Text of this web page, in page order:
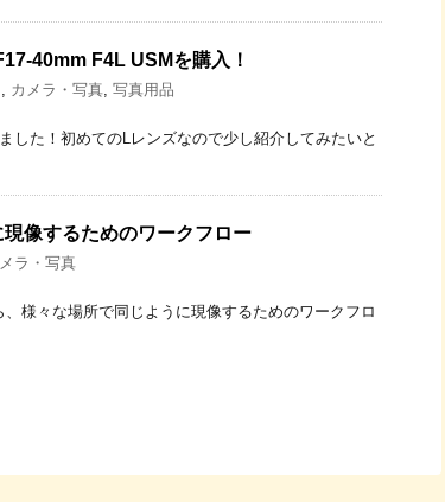
40mm F4L USMを購入！
, カメラ・写真, 写真用品
した！初めてのLレンズなので少し紹介してみたいと
像するためのワークフロー
ラ・写真
様々な場所で同じように現像するためのワークフロ